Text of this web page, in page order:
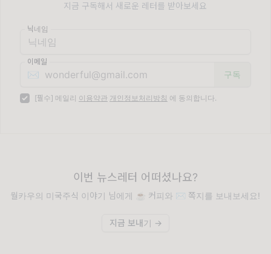
지금 구독해서 새로운 레터를 받아보세요
닉네임
이메일
✉️
[필수] 메일리 이용약관 개인정보처리방침 에 동의합니다.
이번 뉴스레터 어떠셨나요?
월카우의 미국주식 이야기 님에게 ☕️ 커피와 ✉️ 쪽지를 보내보세요!
지금 보내기 →